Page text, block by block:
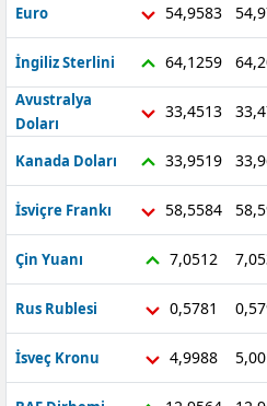
Euro 54,9583
İngiliz Sterlini 64,1259
Avustralya
Doları
33,4513
Kanada Doları 33,9519
İsviçre Frankı 58,5584
Çin Yuanı 7,0512
Rus Rublesi 0,5781
İsveç Kronu 4,9988